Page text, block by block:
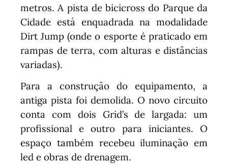
metros. A pista de bicicross do Parque da
Cidade está enquadrada na modalidade
Dirt Jump (onde o esporte é praticado em
rampas de terra, com alturas e distâncias
variadas).
Para a construção do equipamento, a
antiga pista foi demolida. O novo circuito
conta com dois Grid’s de largada: um
profissional e outro para iniciantes. O
espaço também recebeu iluminação em
led e obras de drenagem.